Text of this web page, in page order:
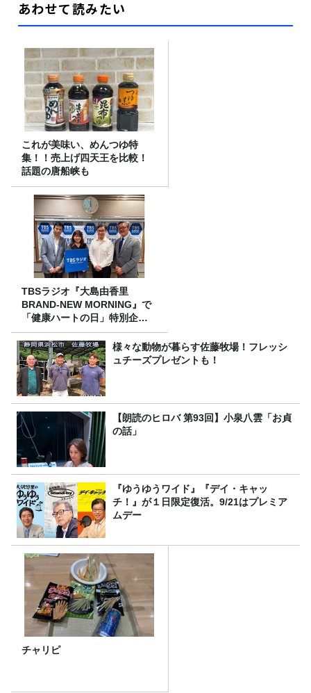
あわせて読みたい
これが美味い、めんつゆ特
集！！売上げ四天王を比較！
話題の唐船峡も
TBSラジオ『大島由香里
BRAND-NEW MORNING』で
「健康ハートの日」特別企画
を8/10（月）に放送
様々な動物が暮らす佐藤牧場！フレッシ
ュチーズプレゼントも！
【朗読のヒロバ 第93回】小泉八雲「お貞
の話」
『ゆうゆうワイド』『デイ・キャッ
チ！』が１日限定復活。9/21はプレミア
ムデー
チャリピ